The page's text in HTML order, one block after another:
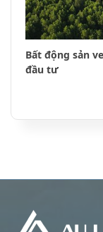
Bất động sản
đầu tư